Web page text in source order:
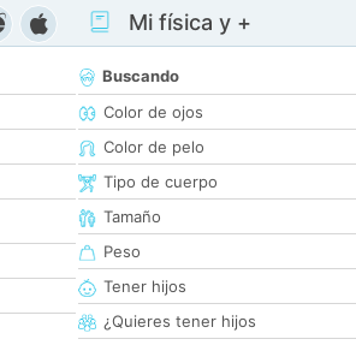
Mi física y +
Buscando
Color de ojos
Color de pelo
Tipo de cuerpo
Tamaño
Peso
Tener hijos
¿Quieres tener hijos